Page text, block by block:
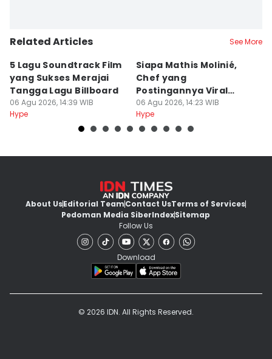
Related Articles See More
5 Lagu Soundtrack Film
yang Sukses Merajai
Tangga Lagu Billboard
06 Agu 2026, 14:39 WIB
Hype
Siapa Mathis Molinié,
Chef yang
Postingannya Viral
Dikomentari Raisa?
06 Agu 2026, 14:23 WIB
Hype
About UsEditorial TeamContact UsTerms of Services
Pedoman Media SiberIndexSitemap
Follow Us
Download
© 2026 IDN. All Rights Reserved.